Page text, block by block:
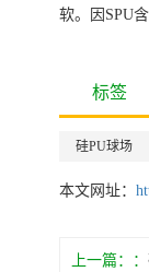
软。因SPU
标签
硅PU球场
本文网址：
上一篇：